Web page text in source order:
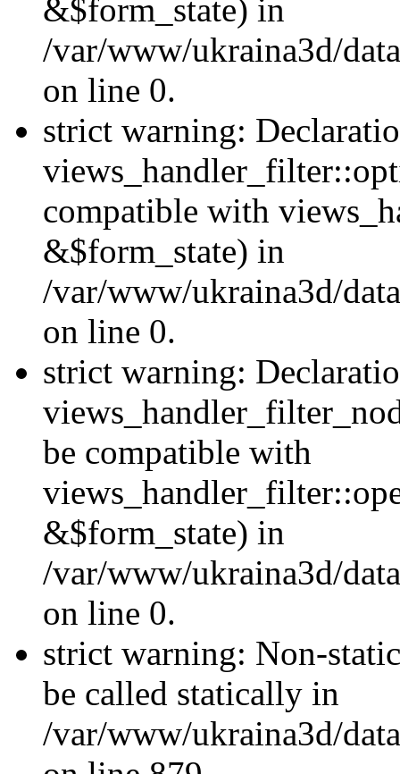
&$form_state) in
/var/www/ukraina3d/
on line 0.
strict warning:
compatible with
&$form_state) in
/var/www/ukraina3d/
on line 0.
strict warning:
be compatible with
&$form_state) in
/var/www/ukraina3d/
on line 0.
strict warning: Non-
be called statically in
/var/www/ukraina3d/